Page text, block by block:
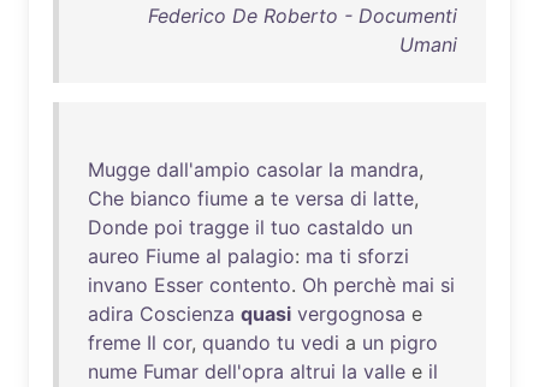
Federico De Roberto - Documenti
Umani
Mugge dall'ampio casolar la mandra,
Che bianco fiume a te versa di latte,
Donde poi tragge il tuo castaldo un
aureo Fiume al palagio: ma ti sforzi
invano Esser contento. Oh perchè mai si
adira Coscienza quasi vergognosa e
freme Il cor, quando tu vedi a un pigro
nume Fumar dell'opra altrui la valle e il